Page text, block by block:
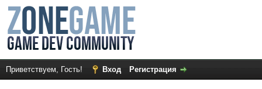
Приветствуем, Гость! Вход Регистрация